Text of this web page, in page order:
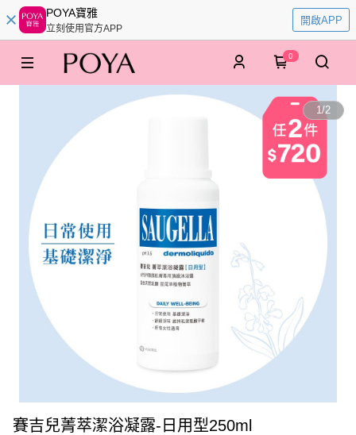
POYA寶雅
立刻使用官方APP
開啟APP
0
1/2
賽吉兒菁萃潔浴凝露-日用型250ml